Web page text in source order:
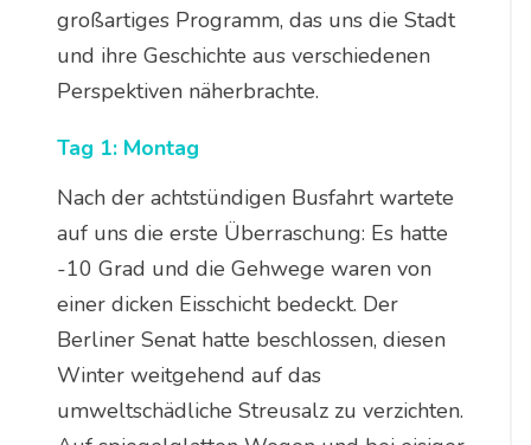
großartiges Programm, das uns die Stadt
und ihre Geschichte aus verschiedenen
Perspektiven näherbrachte.
Tag 1: Montag
Nach der achtstündigen Busfahrt wartete
auf uns die erste Überraschung: Es hatte
-10 Grad und die Gehwege waren von
einer dicken Eisschicht bedeckt. Der
Berliner Senat hatte beschlossen, diesen
Winter weitgehend auf das
umweltschädliche Streusalz zu verzichten.